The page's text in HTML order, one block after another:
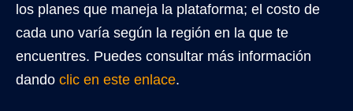
los planes que maneja la plataforma; el costo de
cada uno varía según la región en la que te
encuentres. Puedes consultar más información
dando clic en este enlace.